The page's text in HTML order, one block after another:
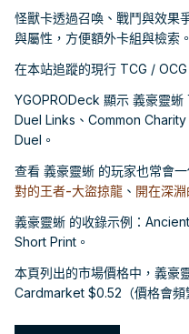
怪獸卡透過召喚、戰鬥與效果
與屬性，方便額外卡組與檢索。
在本站追蹤的現行 TCG /
YGOPRODeck 顯示 義豪靈蜥
Duel Links、Common
Duel。
查看 義豪靈蜥 的玩家也常會一
對的王者-大盜掠龍 、 開在深
義豪靈蜥 的收錄示例：
Short Print。
本頁列出的市場價格中，義豪
Cardmarket $0.52（價格會頻